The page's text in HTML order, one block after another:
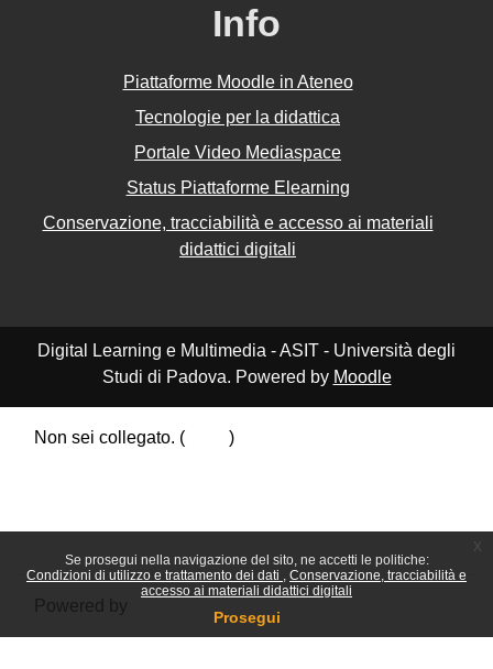
Se prosegui nella navigazione del sito, ne accetti le politiche:
Condizioni di utilizzo e trattamento dei dati
Conservazione, tracciabilità e
accesso ai materiali didattici digitali
Prosegui
Info
Piattaforme Moodle in Ateneo
Tecnologie per la didattica
Portale Video Mediaspace
Status Piattaforme Elearning
Conservazione, tracciabilità e accesso ai materiali
didattici digitali
Digital Learning e Multimedia - ASIT - Università degli
Studi di Padova. Powered by Moodle
Non sei collegato. (
)
Powered by